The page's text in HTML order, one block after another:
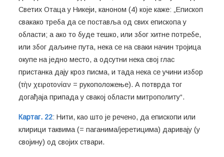
Светих Отаца у Никеји, каноном (4) које каже: „Епископ
свакако треба да се поставља од свих епископа у
области; а ако то буде тешко, или због хитне потребе,
или због даљине пута, нека се на сваки начин тројица
окупе на једно место, а одсутни нека свој глас
пристанка дају кроз писма, и тада нека се учини избор
(τὴν χειροτονίαν = рукоположење). А потврда тог
догађаја припада у свакој области митрополиту“.
Картаг. 22: Нити, као што је речено, да епископи или
клирици таквима (= паганима/јеретицима) даривају (у
својину) од својих ствари.